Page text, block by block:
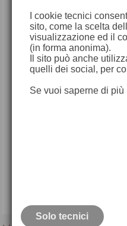
I cookie tecnici
sito, come la scelta
visualizzazione ed il
(in forma anonima).
Il sito può anche
quelli dei social, per
Se vuoi saperne di
Solo tecnici